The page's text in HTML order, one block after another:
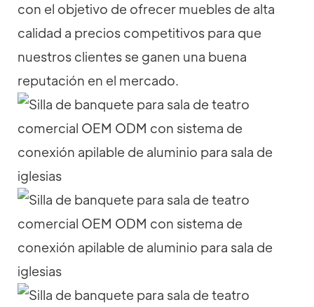
con el objetivo de ofrecer muebles de alta
calidad a precios competitivos para que
nuestros clientes se ganen una buena
reputación en el mercado.